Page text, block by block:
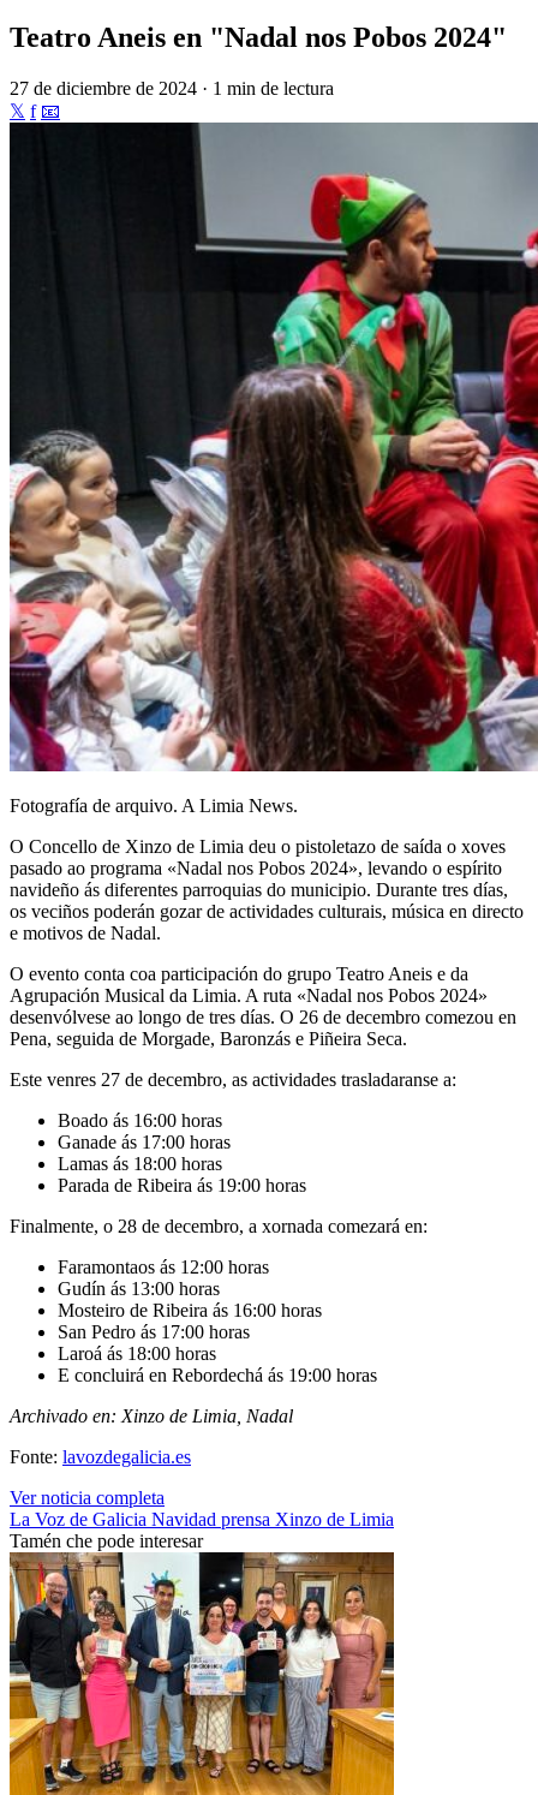
Teatro Aneis en "Nadal nos Pobos 2024"
27 de diciembre de 2024 · 1 min de lectura
𝕏 f 📧
Fotografía de arquivo. A Limia News.
O Concello de Xinzo de Limia deu o pistoletazo de saída o xoves
pasado ao programa «Nadal nos Pobos 2024», levando o espírito
navideño ás diferentes parroquias do municipio. Durante tres días,
os veciños poderán gozar de actividades culturais, música en directo
e motivos de Nadal.
O evento conta coa participación do grupo Teatro Aneis e da
Agrupación Musical da Limia. A ruta «Nadal nos Pobos 2024»
desenvólvese ao longo de tres días. O 26 de decembro comezou en
Pena, seguida de Morgade, Baronzás e Piñeira Seca.
Este venres 27 de decembro, as actividades trasladaranse a:
Boado ás 16:00 horas
Ganade ás 17:00 horas
Lamas ás 18:00 horas
Parada de Ribeira ás 19:00 horas
Finalmente, o 28 de decembro, a xornada comezará en:
Faramontaos ás 12:00 horas
Gudín ás 13:00 horas
Mosteiro de Ribeira ás 16:00 horas
San Pedro ás 17:00 horas
Laroá ás 18:00 horas
E concluirá en Rebordechá ás 19:00 horas
Archivado en: Xinzo de Limia, Nadal
Fonte: lavozdegalicia.es
Ver noticia completa
La Voz de Galicia Navidad prensa Xinzo de Limia
Tamén che pode interesar